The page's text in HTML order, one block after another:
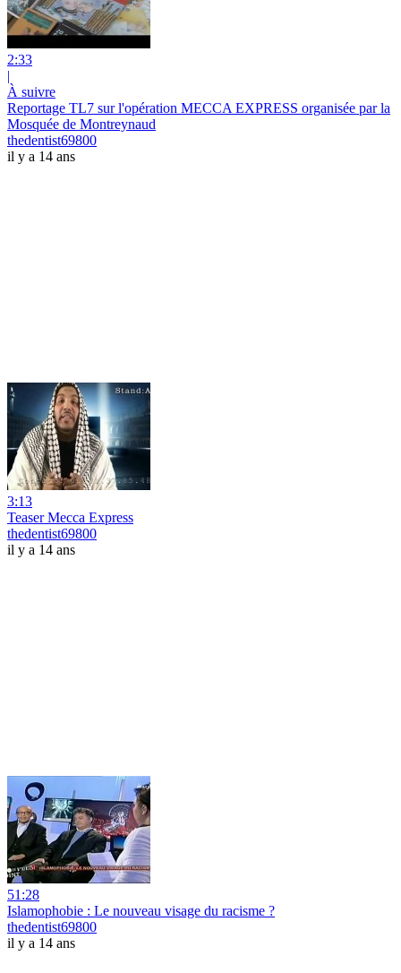
2:33
|
À suivre
Reportage TL7 sur l'opération MECCA EXPRESS organisée par la
Mosquée de Montreynaud
thedentist69800
il y a 14 ans
3:13
Teaser Mecca Express
thedentist69800
il y a 14 ans
51:28
Islamophobie : Le nouveau visage du racisme ?
thedentist69800
il y a 14 ans